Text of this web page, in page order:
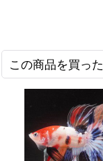
この商品を買っ